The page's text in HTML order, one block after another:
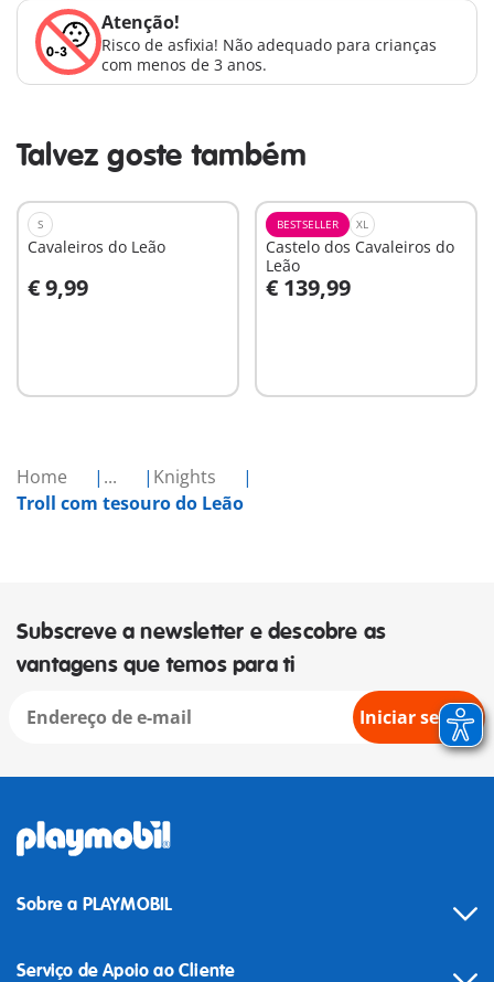
Home ...
Knights
Troll com tesouro do Leão
Atenção!
Risco de asfixia! Não adequado para crianças
com menos de 3 anos.
Talvez goste também
S
Cavaleiros do Leão
€ 9,99
Ao carrinho
BESTSELLER XL
Castelo dos Cavaleiros do
Leão
€ 139,99
Ao carrinho
Subscreve a newsletter e descobre as
vantagens que temos para ti
Iniciar sessão
Sobre a PLAYMOBIL
Serviço de Apoio ao Cliente